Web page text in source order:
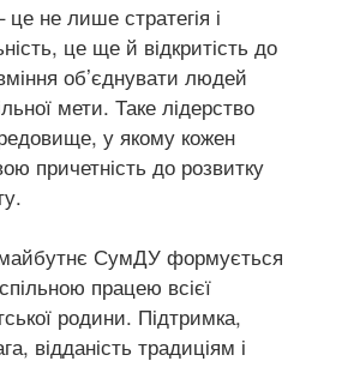
це не лише стратегія і
це ще й відкритість до
об’єднувати людей
мети. Таке лідерство
у якому кожен
причетність до розвитку
СумДУ формується
працею всієї
родини. Підтримка,
відданість традиціям і